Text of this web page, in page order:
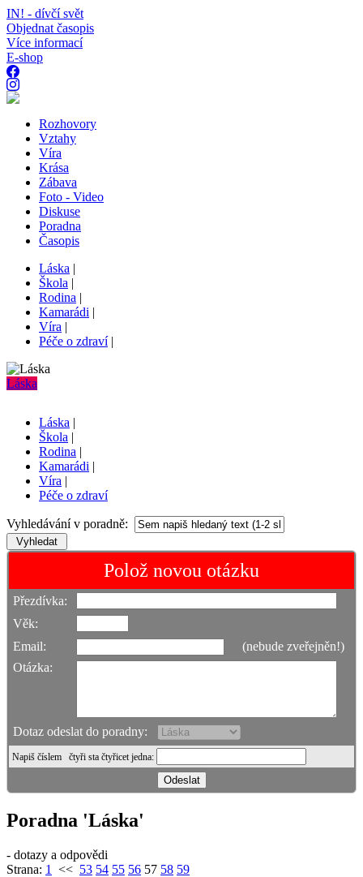
IN! - dívčí svět
Objednat časopis
Více informací
E-shop
Rozhovory
Vztahy
Víra
Krása
Zábava
Foto - Video
Diskuse
Poradna
Časopis
Láska |
Škola |
Rodina |
Kamarádi |
Víra |
Péče o zdraví|
Láska
Láska |
Škola |
Rodina |
Kamarádi |
Víra |
Péče o zdraví
Vyhledávání v poradně:
Polož novou otázku
Přezdívka:
Věk:
Email:
(nebude zveřejněn!)
Otázka:
Dotaz odeslat do poradny:
Napiš číslem čtyři sta čtyřicet jedna:
Poradna 'Láska'
- dotazy a odpovědi
Strana: 1 << 53 54 55 56 57 58 59